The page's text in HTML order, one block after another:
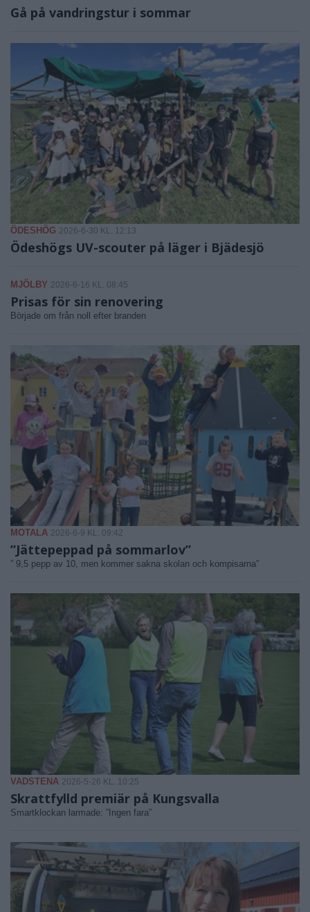
Gå på vandringstur i sommar
ÖDESHÖG 2026-6-30 KL. 12:13
Ödeshögs UV-scouter på läger i Bjädesjö
MJÖLBY 2026-6-16 KL. 08:45
Prisas för sin renovering
Började om från noll efter branden
MOTALA 2026-6-9 KL. 09:42
”Jättepeppad på sommarlov”
” 9,5 pepp av 10, men kommer sakna skolan och kompisarna”
VADSTENA 2026-5-26 KL. 10:25
Skrattfylld premiär på Kungsvalla
Smartklockan larmade: ”Ingen fara”